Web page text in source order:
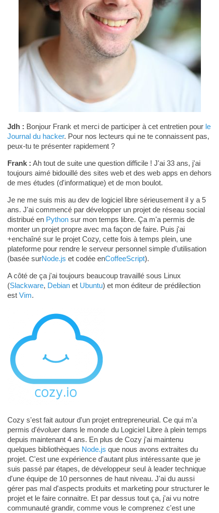
Jdh : Bonjour Frank et merci de participer à cet entretien pour le
Journal du hacker. Pour nos lecteurs qui ne te connaissent pas,
peux-tu te présenter rapidement ?
Frank : Ah tout de suite une question difficile ! J'ai 33 ans, j'ai
toujours aimé bidouillé des sites web et des web apps en dehors
de mes études (d'informatique) et de mon boulot.
Je ne me suis mis au dev de logiciel libre sérieusement il y a 5
ans. J'ai commencé par développer un projet de réseau social
distribué en Pythonsur mon temps libre. Ça m'a permis de
monter un projet propre avec ma façon de faire. Puis j'ai
+enchaîné sur le projet Cozy, cette fois à temps plein, une
plateforme pour rendre le serveur personnel simple d'utilisation
(basée surNode.js et codée enCoffeeScript).
A côté de ça j'ai toujours beaucoup travaillé sous Linux
(Slackware, Debianet Ubuntu) et mon éditeur de prédilection
est Vim.
Cozy s'est fait autour d'un projet entrepreneurial. Ce qui m'a
permis d'évoluer dans le monde du Logiciel Libre à plein temps
depuis maintenant 4 ans. En plus de Cozy j'ai maintenu
quelques bibliothèques Node.js que nous avons extraites du
projet. C'est une expérience d'autant plus intéressante que je
suis passé par étapes, de développeur seul à leader technique
d'une équipe de 10 personnes de haut niveau. J'ai du aussi
gérer pas mal d'aspects produits et marketing pour structurer le
projet et le faire connaitre. Et par dessus tout ça, j'ai vu notre
communauté grandir, comme vous le comprenez c'est une